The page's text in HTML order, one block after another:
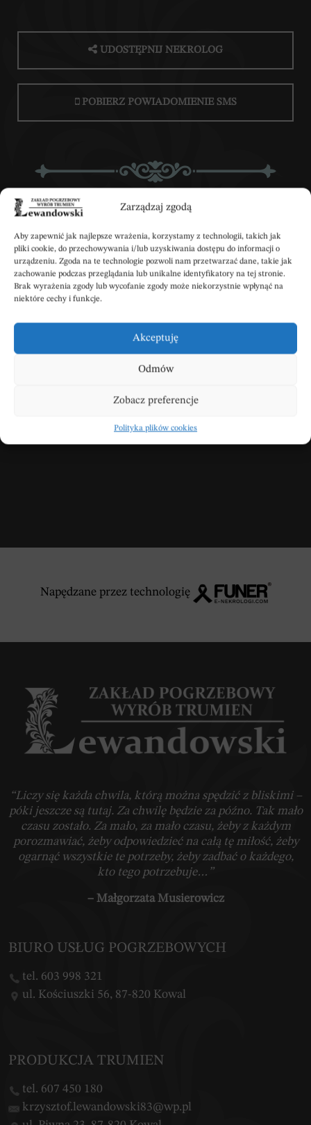
Zarządzaj zgodą
Aby zapewnić jak najlepsze wrażenia, korzystamy z technologii, takich jak
pliki cookie, do przechowywania i/lub uzyskiwania dostępu do informacji o
urządzeniu. Zgoda na te technologie pozwoli nam przetwarzać dane, takie jak
zachowanie podczas przeglądania lub unikalne identyfikatory na tej stronie.
Brak wyrażenia zgody lub wycofanie zgody może niekorzystnie wpłynąć na
niektóre cechy i funkcje.
Akceptuję
Odmów
Zobacz preferencje
Polityka plików cookies
UDOSTĘPNIJ NEKROLOG
POBIERZ POWIADOMIENIE SMS
Wpisz swoje kondolencje
DODAJ KONDOLENCJE
SYLWESTER
01.08.2025, 18:42
Wyrazy głębokiego
modlitwie.
Napędzane przez technologię
“Liczy się każda chwila, którą można spędzić z bliskimi –
póki jeszcze są tutaj. Za chwilę będzie za późno. Tak mało
czasu zostało. Za mało, za mało czasu, żeby z każdym
porozmawiać, żeby odpowiedzieć na całą tę miłość, żeby
ogarnąć wszystkie te potrzeby, żeby zadbać o każdego,
kto tego potrzebuje…”
– Małgorzata Musierowicz
BIURO USŁUG POGRZEBOWYCH
tel. 603 998 321
ul. Kościuszki 56, 87-820 Kowal
PRODUKCJA TRUMIEN
tel. 607 450 180
krzysztof.lewandowski83@wp.pl